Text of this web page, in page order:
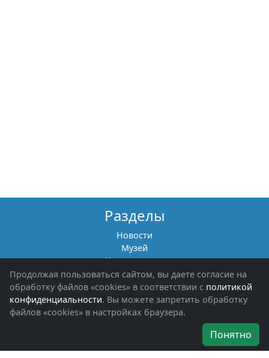
Разделы
Новости
Музей
Книги памяти
Фотоальбомы
Обращения граждан
Помощь участникам СВО и их семьям
Об организации
Наши награды
Продолжая пользоваться сайтом, вы даете согласие на
обработку файлов «cookies» в соответствии с политикой
конфиденциальности. Вы можете запретить обработку
файлов «cookies» в настройках браузера.
Понятно